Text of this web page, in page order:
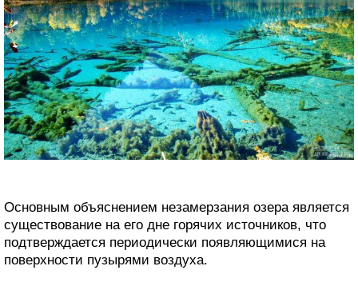
Основным объяснением незамерзания озера является
существование на его дне горячих источников, что
подтверждается периодически появляющимися на
поверхности пузырями воздуха.